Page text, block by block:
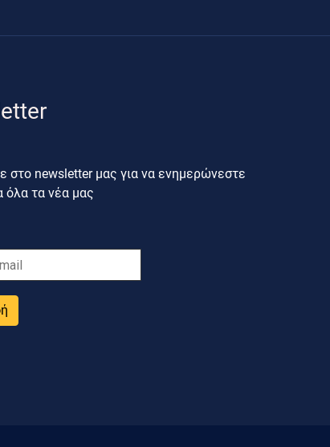
στο newsletter μας για να ενημερώνεστε
όλα τα νέα μας